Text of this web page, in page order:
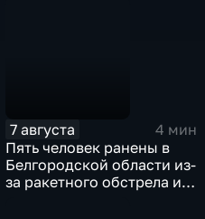
7 августа
4 мин
Пять человек ранены в
Белгородской области из-
за ракетного обстрела и